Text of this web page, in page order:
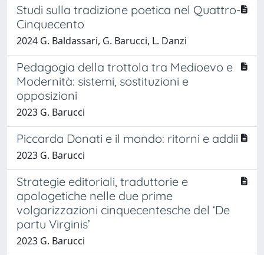
Studi sulla tradizione poetica nel Quattro-
Cinquecento
2024 G. Baldassari, G. Barucci, L. Danzi
Pedagogia della trottola tra Medioevo e
Modernità: sistemi, sostituzioni e
opposizioni
2023 G. Barucci
Piccarda Donati e il mondo: ritorni e addii
2023 G. Barucci
Strategie editoriali, traduttorie e
apologetiche nelle due prime
volgarizzazioni cinquecentesche del ‘De
partu Virginis’
2023 G. Barucci